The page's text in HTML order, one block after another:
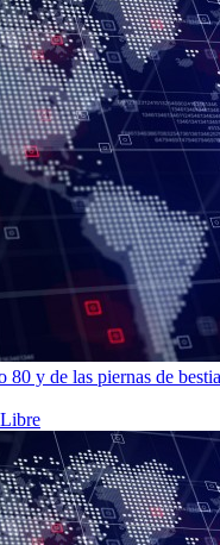
80 y de las piernas de